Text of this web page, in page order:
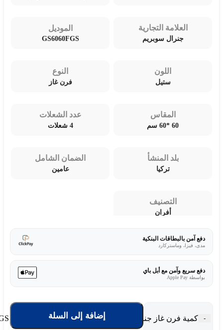
العلامة التجارية
جنرال سوبريم
الموديل
GS6060FGS
اللون
ستيل
النوع
فرن غاز
المقاس
60 *60 سم
عدد الشعلات
4 شعلات
بلد المنشأ
تركيا
الضمان الشامل
عامين
التصنيف
أفران
دفع آمن بالبطاقات البنكية
مدى، فيزا، وماستركارد
دفع سريع وآمن مع أبل باي
بواسطة Apple Pay
- كمية فرن غاز جنرال سوبريم 60*60 سم - 4 شعلات - تركي GS6060FGSإضافة إلى السلة